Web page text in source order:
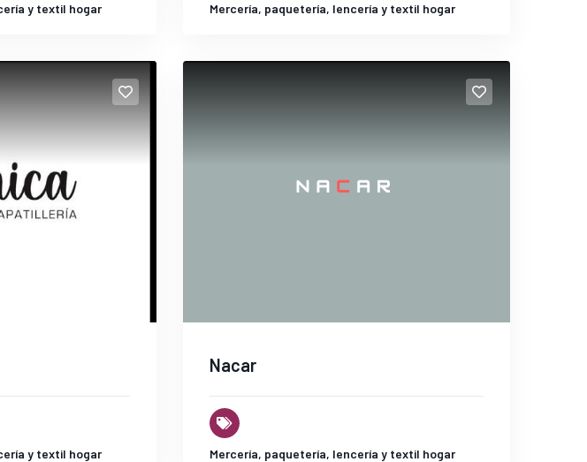
y textil hogar Mercería, paquetería, lencería y textil hogar
y textil hogar
Nacar
Mercería, paquetería, lencería y textil hogar